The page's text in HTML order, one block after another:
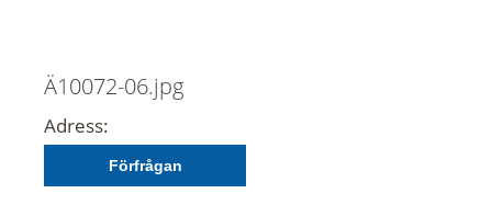
Ä10072-06.jpg
Adress:
Förfrågan